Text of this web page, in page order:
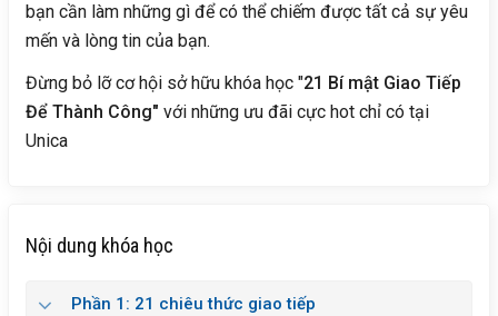
bạn cần làm những gì để có thể chiếm được tất cả sự yêu
mến và lòng tin của bạn.
Đừng bỏ lỡ cơ hội sở hữu khóa học "21 Bí mật Giao Tiếp
Để Thành Công" với những ưu đãi cực hot chỉ có tại
Unica
Nội dung khóa học
Phần 1: 21 chiêu thức giao tiếp